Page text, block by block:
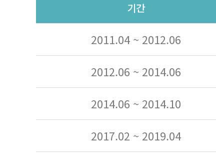
기간
2011.04 ~ 2012.06
2012.06 ~ 2014.06
2014.06 ~ 2014.10
2017.02 ~ 2019.04